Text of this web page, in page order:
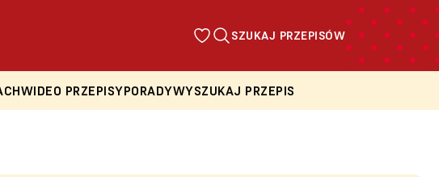
SZUKAJ PRZEPISÓW
WIDEO PRZEPISYPORADYWYSZUKAJ PRZEPIS